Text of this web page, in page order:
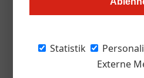
Statistik
Externe
Der neue Kollektivvertrag für
Ihren Betrieb haben können. Von
flexible Arbeitszeiten bis zu